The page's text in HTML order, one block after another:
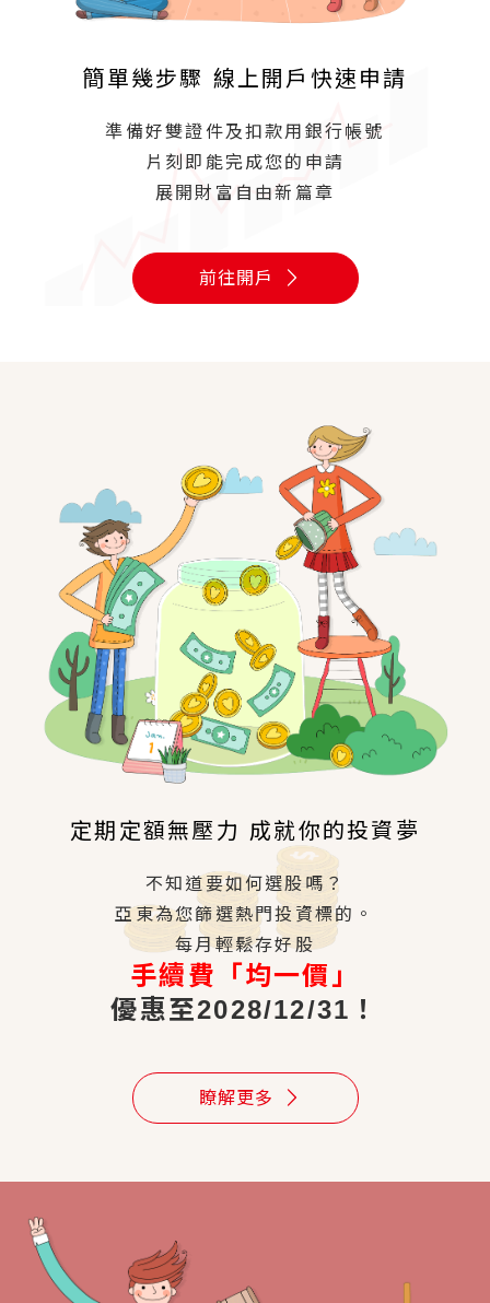
簡單幾步驟 線上開戶快速申請
準備好雙證件及扣款用銀行帳號
片刻即能完成您的申請
展開財富自由新篇章
前往開戶
定期定額無壓力 成就你的投資夢
不知道要如何選股嗎？
亞東為您篩選熱門投資標的。
每月輕鬆存好股
手續費「均一價」
優惠至2028/12/31！
瞭解更多